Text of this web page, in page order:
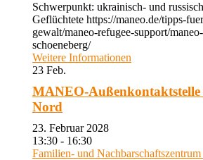
Schwerpunkt: ukrainisch- und
Geflüchtete https://maneo.de/tipps-
gewalt/maneo-refugee-support/
schoeneberg/
Weitere Informationen
23 Feb.
MANEO-
Nord
23. Februar 2028
13:30 - 16:30
Familien- und